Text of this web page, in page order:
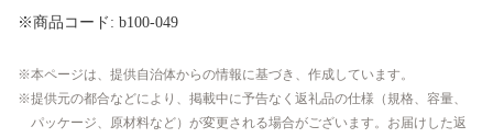
※商品コード: b100-049
本ページは、提供自治体からの情報に基づき、作成しています。
提供元の都合などにより、掲載中に予告なく返礼品の仕様（規格、容量、
パッケージ、原材料など）が変更される場合がございます。お届けした返